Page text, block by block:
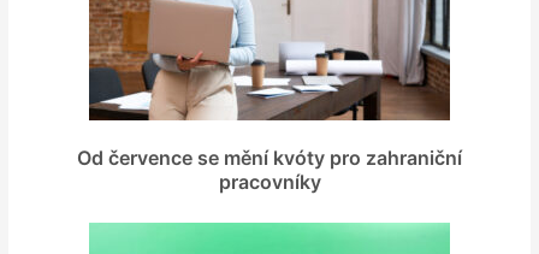
Od července se mění kvóty pro zahraniční
pracovníky